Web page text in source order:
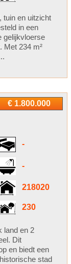
tuin en uitzicht
in een
gelijkvloerse
Met 234 m²
€ 1.800.000
-
-
218020
230
land en 2
Dit
en biedt een
stad